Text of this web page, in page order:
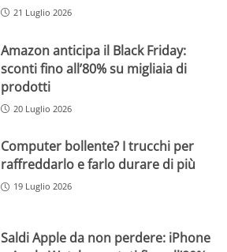
21 Luglio 2026
Amazon anticipa il Black Friday:
sconti fino all’80% su migliaia di
prodotti
20 Luglio 2026
Computer bollente? I trucchi per
raffreddarlo e farlo durare di più
19 Luglio 2026
Saldi Apple da non perdere: iPhone